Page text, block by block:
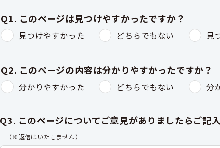
Q1. このページは見つけやすかったですか？
見つけやすかった どちらでもない 見
Q2. このページの内容は分かりやすかったですか？
分かりやすかった どちらでもない 分
Q3. このページについてご意見がありましたらご記
（※返信はいたしません）